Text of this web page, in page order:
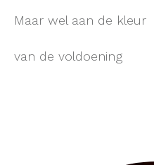
Maar wel aan de kleur
van de voldoening